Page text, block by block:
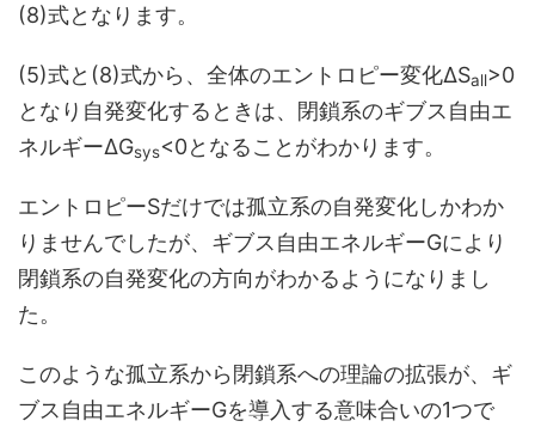
(8)式となります。
(5)式と(8)式から、全体のエントロピー変化ΔSall>0
となり自発変化するときは、閉鎖系のギブス自由エ
ネルギーΔGsys<0となることがわかります。
エントロピーSだけでは孤立系の自発変化しかわか
りませんでしたが、ギブス自由エネルギーGにより
閉鎖系の自発変化の方向がわかるようになりまし
た。
このような孤立系から閉鎖系への理論の拡張が、ギ
ブス自由エネルギーGを導入する意味合いの1つで